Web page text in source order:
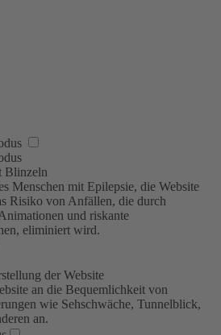
Blinzeln
Menschen mit Epilepsie, die Website
Risiko von Anfällen, die durch
und riskante
eliminiert wird.
der Website
an die Bequemlichkeit von
wie Sehschwäche, Tunnelblick,
an.